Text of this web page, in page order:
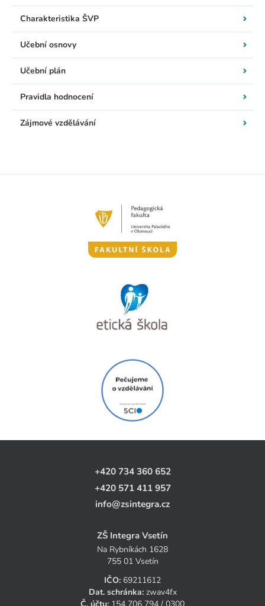
Charakteristika ŠVP
Učební osnovy
Učební plán
Pravidla hodnocení
Zájmové vzdělávání
+420 734 360 652
+420 571 411 957
info@zsintegra.cz
ZŠ Integra Vsetín
Na Rybníkách 1628
755 01 Vsetín
IČO: 69211612
Dat. schránka: zwav4fx
Č. účtu: 154 706 794 / 0300